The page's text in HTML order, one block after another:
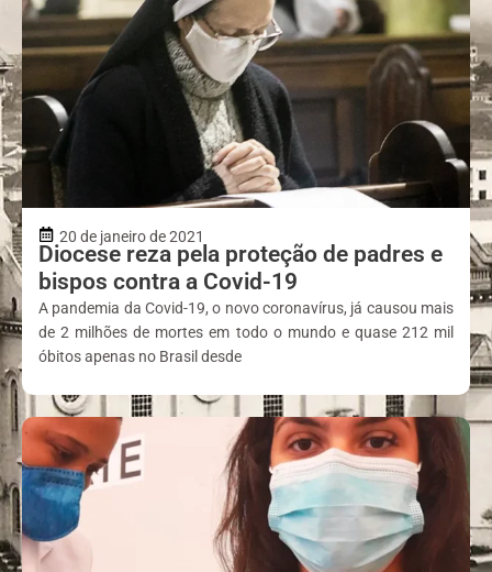
20 de janeiro de 2021
Diocese reza pela proteção de padres e
bispos contra a Covid-19
A pandemia da Covid-19, o novo coronavírus, já causou mais
de 2 milhões de mortes em todo o mundo e quase 212 mil
óbitos apenas no Brasil desde